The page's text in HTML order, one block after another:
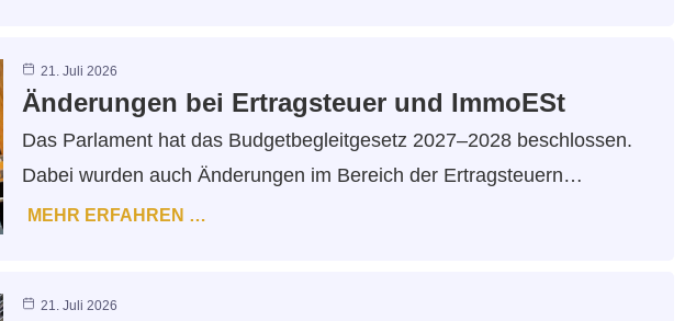
21. Juli 2026
Änderungen bei Ertragsteuer und ImmoESt
Das Parlament hat das Budgetbegleitgesetz 2027–2028 beschlossen.
Dabei wurden auch Änderungen im Bereich der Ertragsteuern…
MEHR ERFAHREN …
21. Juli 2026